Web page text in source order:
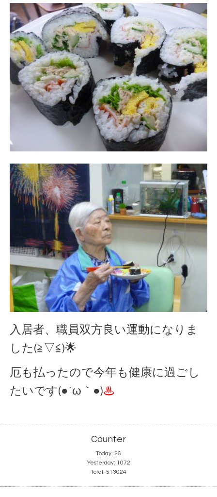
入居者、職員双方良い運動になりま
した(≧▽≦)🌟
厄も払ったので今年も健康に過ごし
たいです(●´ω｀●)♨
Counter
Today: 26
Yesterday: 1072
Total: 513024